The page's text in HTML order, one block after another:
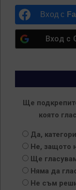
Вход с
Вход с
Ще
която
Да,
Не, защото
Ще
Няма да
Не съм